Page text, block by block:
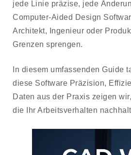
jede Linie präzise, jede
Computer-Aided Design
Architekt, Ingenieur oder
Grenzen sprengen.
In diesem umfassenden Guide
diese Software Präzision,
Daten aus der Praxis zeigen
die Ihr Arbeitsverhalten